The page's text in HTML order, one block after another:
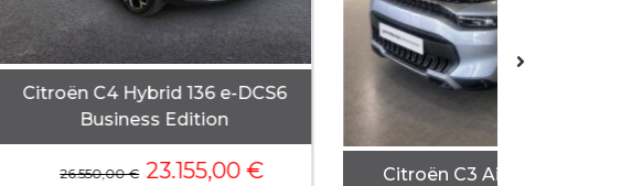
Citroën C4 Hybrid 136 e-DCS6
Business Edition
26.550,00€ 23.155,00€
Citroën C3 Aircross